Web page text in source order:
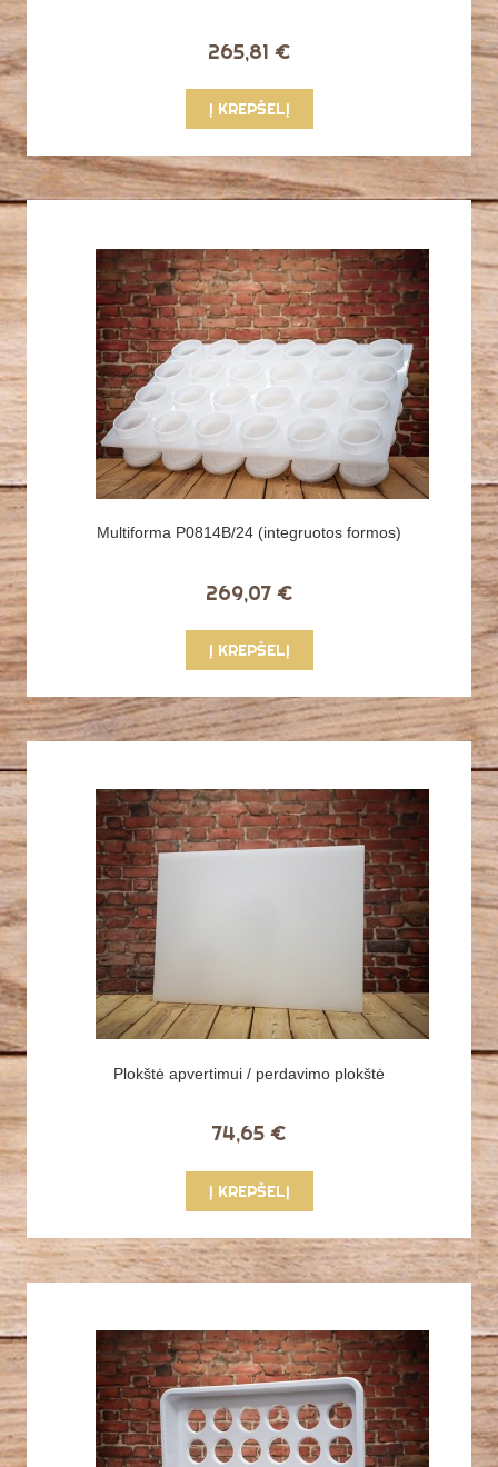
265,81 €
Į KREPŠELĮ
Multiforma P0814B/24 (integruotos formos)
269,07 €
Į KREPŠELĮ
Plokštė apvertimui / perdavimo plokštė
74,65 €
Į KREPŠELĮ